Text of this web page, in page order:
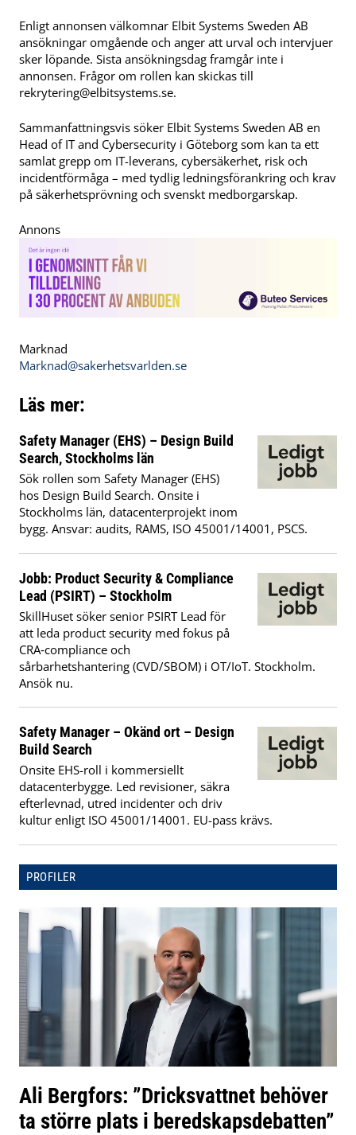
Enligt annonsen välkomnar Elbit Systems Sweden AB
ansökningar omgående och anger att urval och intervjuer
sker löpande. Sista ansökningsdag framgår inte i
annonsen. Frågor om rollen kan skickas till
rekrytering@elbitsystems.se.
Sammanfattningsvis söker Elbit Systems Sweden AB en
Head of IT and Cybersecurity i Göteborg som kan ta ett
samlat grepp om IT-leverans, cybersäkerhet, risk och
incidentförmåga – med tydlig ledningsförankring och krav
på säkerhetsprövning och svenskt medborgarskap.
Annons
Marknad
Marknad@sakerhetsvarlden.se
Läs mer:
Safety Manager (EHS) – Design Build
Search, Stockholms län
Sök rollen som Safety Manager (EHS)
hos Design Build Search. Onsite i
Stockholms län, datacenterprojekt inom
bygg. Ansvar: audits, RAMS, ISO 45001/14001, PSCS.
Jobb: Product Security & Compliance
Lead (PSIRT) – Stockholm
SkillHuset söker senior PSIRT Lead för
att leda product security med fokus på
CRA‑compliance och
sårbarhetshantering (CVD/SBOM) i OT/IoT. Stockholm.
Ansök nu.
Safety Manager – Okänd ort – Design
Build Search
Onsite EHS-roll i kommersiellt
datacenterbygge. Led revisioner, säkra
efterlevnad, utred incidenter och driv
kultur enligt ISO 45001/14001. EU-pass krävs.
PROFILER
Ali Bergfors: ”Dricksvattnet behöver
ta större plats i beredskapsdebatten”